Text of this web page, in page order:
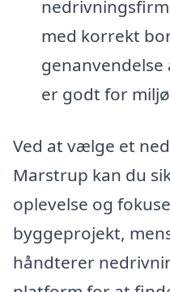
med korrekt
er godt for
Ved at vælge et
Marstrup kan du
oplevelse og
byggeprojekt,
håndterer